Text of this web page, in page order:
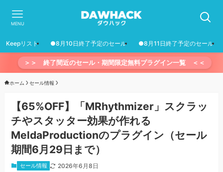
MENU
Keepリスト ●8月10日終了予定のセール ●8月11日終了予定のセール
＞＞ 終了間近のセール・期間限定無料プラグイン一覧 ＜＜
ホーム セール情報
【65%OFF】「MRhythmizer」スクラッ
チやスタッター効果が作れる
MeldaProductionのプラグイン（セール
期間6月29日まで）
セール情報 2026年6月8日